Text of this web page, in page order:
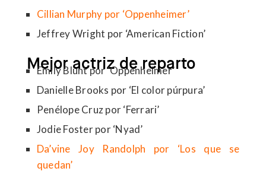
Cillian Murphy por ‘Oppenheimer’
Jeffrey Wright por ‘American Fiction’
Mejor actriz de reparto
Emily Blunt por ‘Oppenheimer’
Danielle Brooks por ‘El color púrpura’
Penélope Cruz por ‘Ferrari’
Jodie Foster por ‘Nyad’
Da’vine Joy Randolph por ‘Los que se
quedan’